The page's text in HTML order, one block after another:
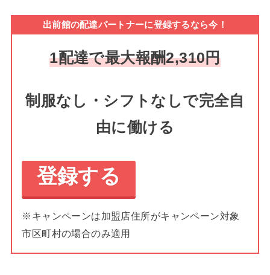
出前館の配達パートナーに登録するなら今！
1配達で最大報酬2,310円
制服なし・シフトなしで完全自
由に働ける
登録する
※キャンペーンは加盟店住所がキャンペーン対象
市区町村の場合のみ適用